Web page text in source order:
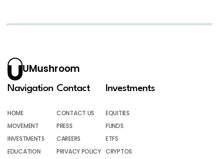
UMushroom
Navigation
HOME
MOVEMENT
INVESTMENTS
EDUCATION
Contact
CONTACT US
PRESS
CAREERS
PRIVACY POLICY
Investments
EQUITIES
FUNDS
ETFS
CRYPTOS